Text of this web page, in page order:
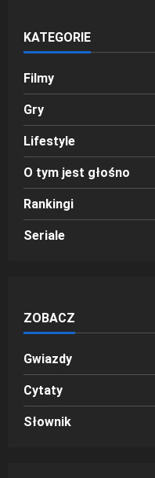
KATEGORIE
Filmy
Gry
Lifestyle
O tym jest głośno
Rankingi
Seriale
ZOBACZ
Gwiazdy
Cytaty
Słownik